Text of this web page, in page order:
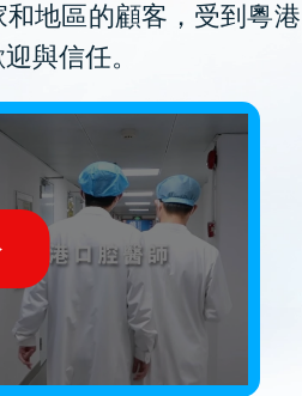
地區的顧客，受到粵港
與信任。